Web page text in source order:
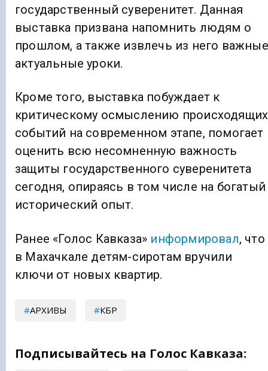
государственный суверенитет. Данная
выставка призвана напомнить людям о
прошлом, а также извлечь из него важные
актуальные уроки.
Кроме того, выставка побуждает к
критическому осмыслению происходящих
событий на современном этапе, помогает
оценить всю несомненную важность
защиты государственного суверенитета
сегодня, опираясь в том числе на богатый
исторический опыт.
Ранее «Голос Кавказа» информировал, что
в Махачкале детям-сиротам вручили
ключи от новых квартир.
АРХИВЫ КБР
Подписывайтесь на Голос Кавказа: